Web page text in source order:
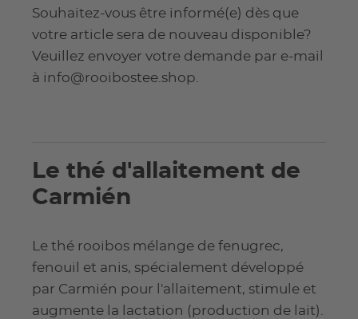
Souhaitez-vous être informé(e) dès que
votre article sera de nouveau disponible?
Veuillez envoyer votre demande par e-mail
à info@rooibostee.shop.
Le thé d'allaitement de
Carmién
Le thé rooibos mélange de fenugrec,
fenouil et anis, spécialement développé
par Carmién pour l'allaitement, stimule et
augmente la lactation (production de lait).